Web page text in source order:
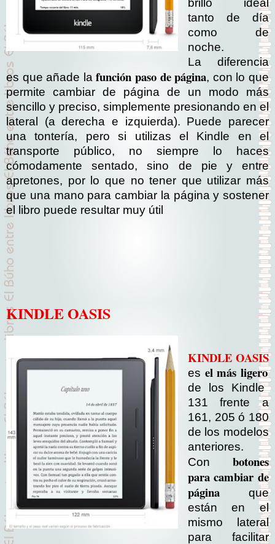
brillo ideal
tanto de día
como de
noche.
La diferencia
es que añade lafunción paso de página, con lo que
permite cambiar de página de un modo más
sencillo y preciso, simplemente presionando en el
lateral (a derecha e izquierda). Puede parecer
una tontería, pero si utilizas el Kindle en el
transporte público, no siempre lo haces
cómodamente sentado, sino de pie y entre
apretones, por lo que no tener que utilizar más
que una mano para cambiar la página y sostener
el libro puede resultar muy útil
KINDLE OASIS
KINDLE OASIS
es el más ligero
de los Kindle
131 frente a
161, 205 ó 180
de los modelos
anteriores.
Con botones
para cambiar de
páginaque
están en el
mismo lateral
para facilitar